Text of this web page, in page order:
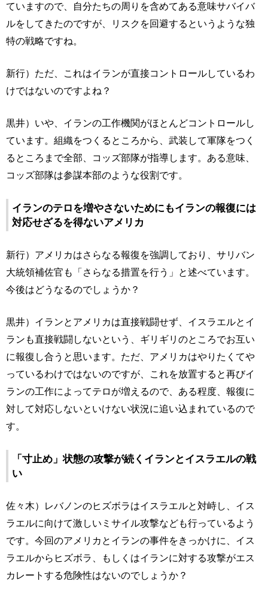
ていますので、自分たちの周りを含めてある意味サバイバ
ルをしてきたのですが、リスクを回避するというような独
特の戦略ですね。
新行）ただ、これはイランが直接コントロールしているわ
けではないのですよね？
黒井）いや、イランの工作機関がほとんどコントロールし
ています。組織をつくるところから、武装して軍隊をつく
るところまで全部、コッズ部隊が指導します。ある意味、
コッズ部隊は参謀本部のような役割です。
イランのテロを増やさないためにもイランの報復には
対応せざるを得ないアメリカ
新行）アメリカはさらなる報復を強調しており、サリバン
大統領補佐官も「さらなる措置を行う」と述べています。
今後はどうなるのでしょうか？
黒井）イランとアメリカは直接戦闘せず、イスラエルとイ
ランも直接戦闘しないという、ギリギリのところでお互い
に報復し合うと思います。ただ、アメリカはやりたくてや
っているわけではないのですが、これを放置すると再びイ
ランの工作によってテロが増えるので、ある程度、報復に
対して対応しないといけない状況に追い込まれているので
す。
「寸止め」状態の攻撃が続くイランとイスラエルの戦
い
佐々木）レバノンのヒズボラはイスラエルと対峙し、イス
ラエルに向けて激しいミサイル攻撃なども行っているよう
です。今回のアメリカとイランの事件をきっかけに、イス
ラエルからヒズボラ、もしくはイランに対する攻撃がエス
カレートする危険性はないのでしょうか？